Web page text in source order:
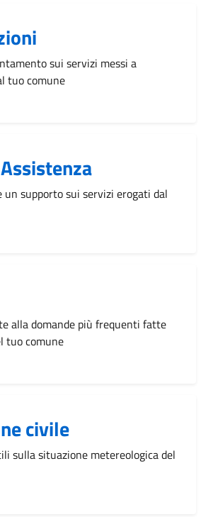
sui servizi messi a
tuo comune
un supporto sui servizi erogati dal
alla domande più frequenti fatte
tuo comune
civile
sulla situazione metereologica del